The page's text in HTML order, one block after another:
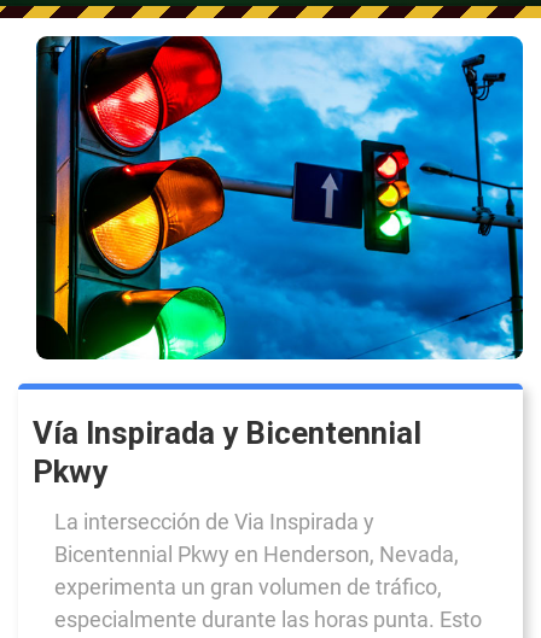
Vía Inspirada y Bicentennial
Pkwy
La intersección de Via Inspirada y
Bicentennial Pkwy en Henderson, Nevada,
experimenta un gran volumen de tráfico,
especialmente durante las horas punta. Esto